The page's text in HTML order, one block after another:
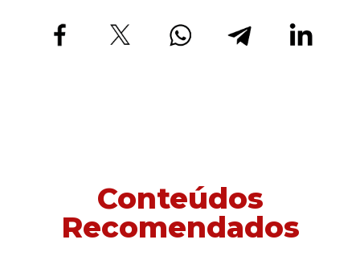
Conteúdos
Recomendados